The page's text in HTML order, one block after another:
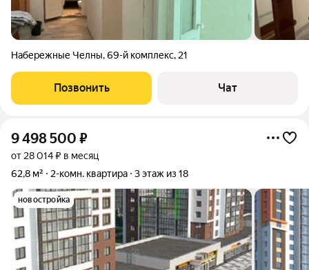
Набережные Челны,​69-й комплекс, 21
Позвонить Чат
9 498 500 ₽
от 28 014 ₽ в месяц
62,8 м²
2-комн. квартира 3 этаж из 18
новостройка